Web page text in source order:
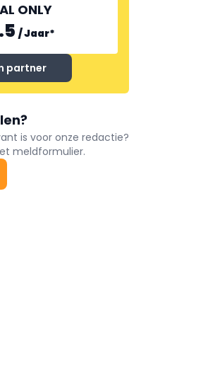
ONLY
/Jaar*
partner
is voor onze redactie?
meldformulier.